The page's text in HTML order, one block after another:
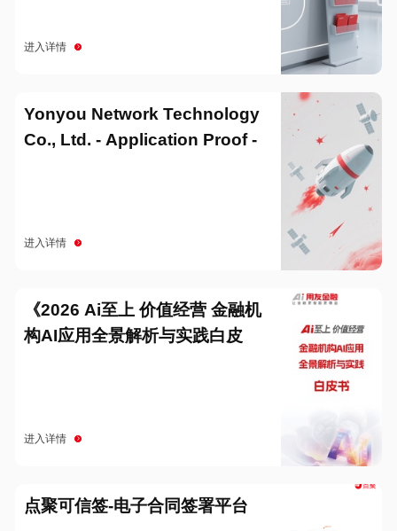
进入详情
Yonyou Network Technology
Co., Ltd. - Application Proof -
进入详情
《2026 Ai至上 价值经营 金融机
构AI应用全景解析与实践白皮
进入详情
点聚可信签-电子合同签署平台